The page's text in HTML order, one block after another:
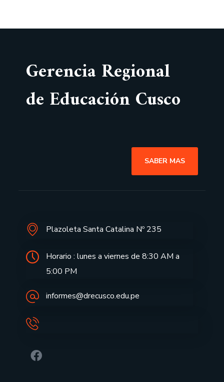
Gerencia Regional
de Educación Cusco
SABER MAS
Plazoleta Santa Catalina Nº 235
Horario : lunes a viernes de 8:30 AM a
5:00 PM
informes@drecusco.edu.pe